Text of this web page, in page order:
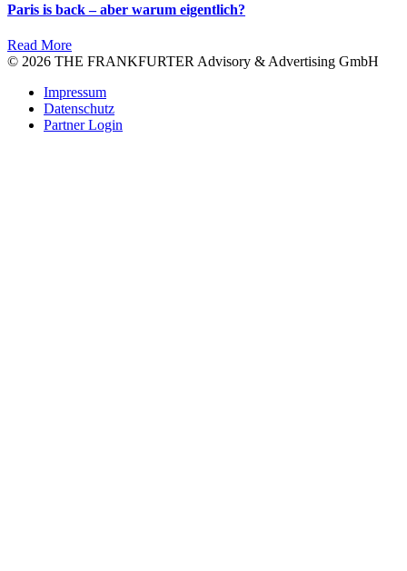
Paris is back – aber warum eigentlich?
Read More
© 2026 THE FRANKFURTER Advisory & Advertising GmbH
Impressum
Datenschutz
Partner Login